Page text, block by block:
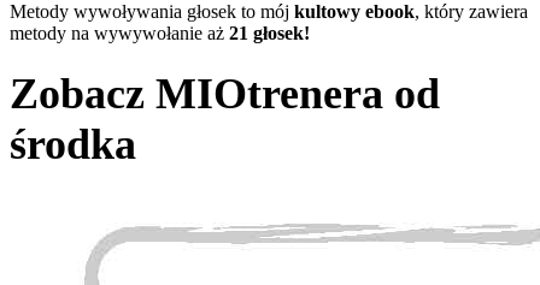
Metody wywoływania głosek to mój kultowy ebook, który zawiera
metody na wywywołanie aż 21 głosek!
Zobacz MIOtrenera od
środka